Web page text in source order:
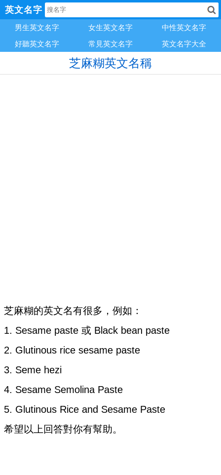
英文名字
男生英文名字 女生英文名字
中性英文名字
好聽英文名字
常見英文名字 英文名字大全
芝麻糊英文名稱
芝麻糊的英文名有很多，例如：
1. Sesame paste 或 Black bean paste
2. Glutinous rice sesame paste
3. Seme hezi
4. Sesame Semolina Paste
5. Glutinous Rice and Sesame Paste
希望以上回答對你有幫助。